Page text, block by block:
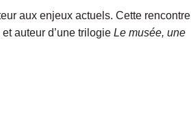
aux enjeux actuels. Cette rencontre
auteur d’une trilogie Le musée, une